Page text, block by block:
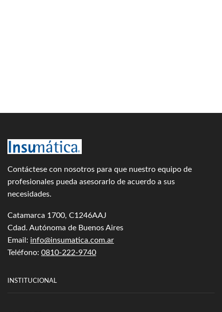
Contáctese con nosotros para que nuestro equipo de
profesionales pueda asesorarlo de acuerdo a sus
necesidades.
Catamarca 1700, C1246AAJ
Cdad. Autónoma de Buenos Aires
Email: info@insumatica.com.ar
Teléfono: 0810-222-9740
INSTITUCIONAL